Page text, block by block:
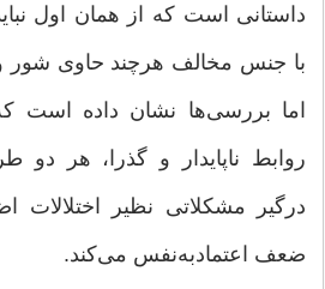
داستانی است که از همان اول
با جنس مخالف هرچند حاوی
اما بررسی‌ها نشان داده‌ است
روابط ناپایدار و گذرا، هر
درگیر مشکلاتی نظیر اختلالات
ضعف اعتمادبه‌نفس می‌کند.